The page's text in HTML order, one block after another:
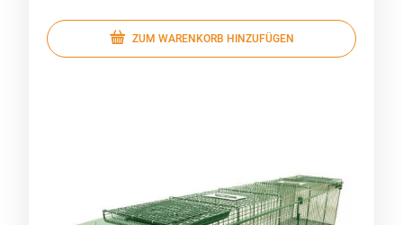
ZUM WARENKORB HINZUFÜGEN